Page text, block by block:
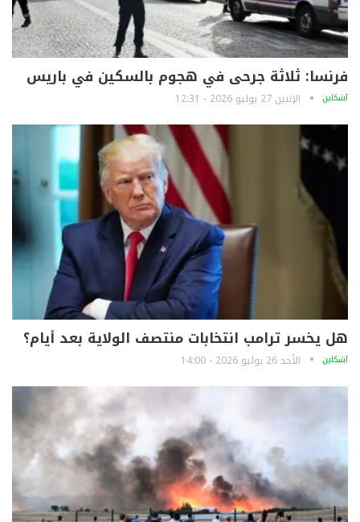
فرنسا: ثلاثة جرحى في هجوم بالسكين في باريس
آشكاين الإثنين 27 يوليو 2026 - 12:31
هل يخسر ترامب انتخابات منتصف الولاية بعد أيام؟
آشكاين الأحد 26 يوليو 2026 - 14:00